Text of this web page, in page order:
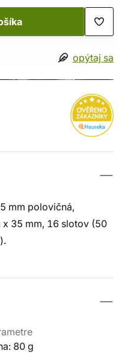
opýtaj sa
mm polovičná,
35 mm, 16 slotov (50
80 g